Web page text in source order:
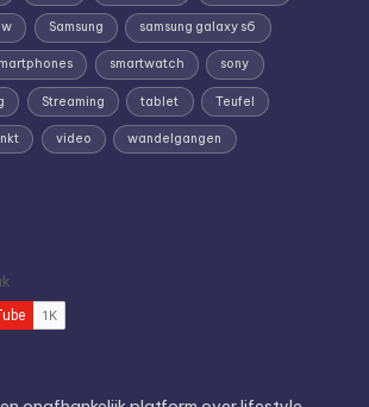
Samsung samsung galaxy s6
smartwatch sony
Streaming tablet Teufel
video wandelgangen